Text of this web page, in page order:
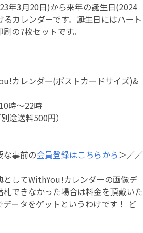
年3月20日)から来年の誕生日(2024
カレンダーです。誕生日にはハート
の7枚セットです。
カレンダー(ポストカードサイズ)&
時～22時
途送料500円）
な事前の会員登録はこちらから＞／／
としてWithYou!カレンダーの画像デ
できなかった場合は料金を頂戴いた
ータをゲットというわけです！ ど